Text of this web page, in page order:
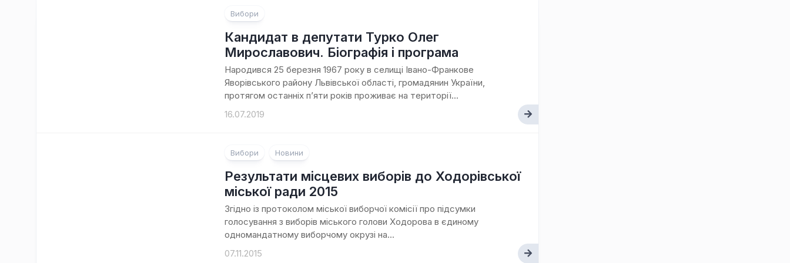
Вибори
Кандидат в депутати Турко Олег
Мирославович. Біографія і програма
Народився 25 березня 1967 року в селищі Івано-Франкове
Яворівського району Львівської області, громадянин України,
протягом останніх п’яти років проживає на території...
16.07.2019
Вибори Новини
Результати місцевих виборів до Ходорівської
міської ради 2015
Згідно із протоколом міської виборчої комісії про підсумки
голосування з виборів міського голови Ходорова в єдиному
одномандатному виборчому окрузі на...
07.11.2015